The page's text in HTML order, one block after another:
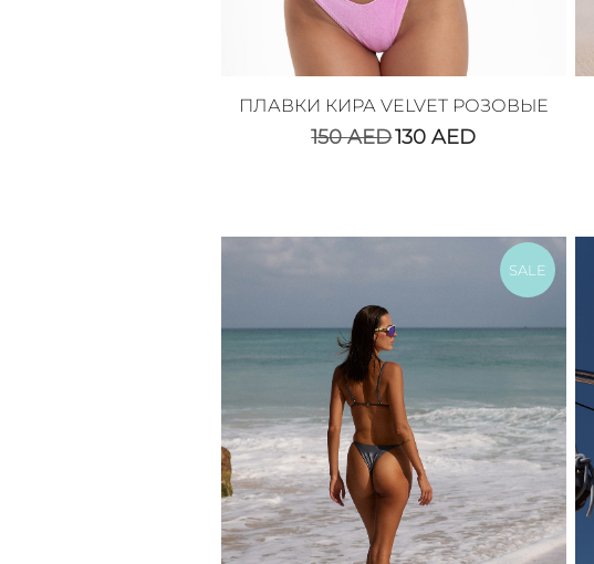
ПЛАВКИ КИРА VELVET РОЗОВЫЕ
150AED130AED
SALE